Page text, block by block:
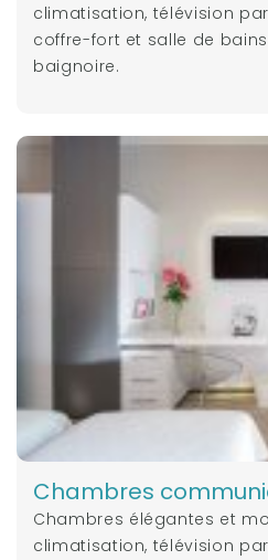
climatisation, télévision
coffre-fort et salle de
baignoire.
Chambres
Chambres élégantes et
climatisation, télévision